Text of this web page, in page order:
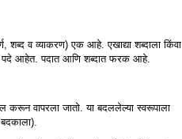
शब्द व व्याकरण) एक आहे. एखाद्या शब्दाला किंवा
पदे आहेत. पदात आणि शब्दात फरक आहे.
करून वापरला जातो. या बदललेल्या स्वरूपाला